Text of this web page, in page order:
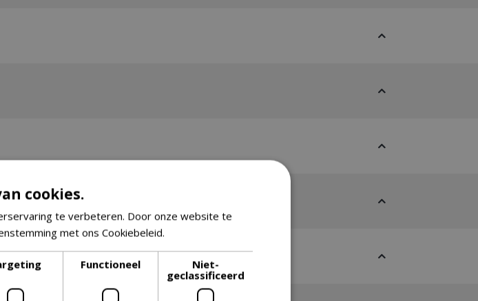
cookies.
te verbeteren. Door onze website te
met ons Cookiebeleid.
Functioneel
Niet-
geclassificeerd